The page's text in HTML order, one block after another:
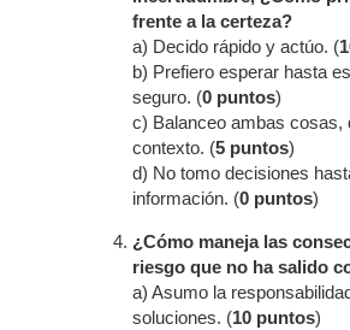
frente a la certeza?
a) Decido rápido y actúo. (
b) Prefiero esperar hasta
seguro. (0 puntos)
c) Balanceo ambas cosas,
contexto. (5 puntos)
d) No tomo decisiones
información. (0 puntos)
¿Cómo maneja las
riesgo que no ha salido
a) Asumo la
soluciones. (10 puntos)